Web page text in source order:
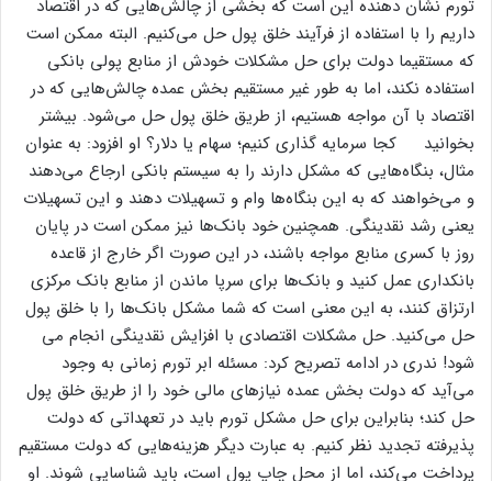
تورم نشان دهنده این است که بخشی از چالش‌هایی که در اقتصاد
داریم را با استفاده از فرآیند خلق پول حل می‌کنیم. البته ممکن است
که مستقیما دولت برای حل مشکلات خودش از منابع پولی بانکی
استفاده نکند، اما به طور غیر مستقیم بخش عمده چالش‌هایی که در
اقتصاد با آن مواجه هستیم، از طریق خلق پول حل می‌شود. بیشتر
بخوانید کجا سرمایه گذاری کنیم؛ سهام یا دلار؟ او افزود: به عنوان
مثال، بنگاه‌هایی که مشکل دارند را به سیستم بانکی ارجاع می‌دهند
و می‌خواهند که به این بنگاه‌ها وام و تسهیلات دهند و این تسهیلات
یعنی رشد نقدینگی. همچنین خود بانک‌ها نیز ممکن است در پایان
روز با کسری منابع مواجه باشند، در این صورت اگر خارج از قاعده
بانکداری عمل کنید و بانک‌ها برای سرپا ماندن از منابع بانک مرکزی
ارتزاق کنند، به این معنی است که شما مشکل بانک‌ها را با خلق پول
حل می‌کنید. حل مشکلات اقتصادی با افزایش نقدینگی انجام می
شود! ندری در ادامه تصریح کرد: مسئله ابر تورم زمانی به وجود
می‌آید که دولت بخش عمده نیاز‌های مالی خود را از طریق خلق پول
حل کند؛ بنابراین برای حل مشکل تورم باید در تعهداتی که دولت
پذیرفته تجدید نظر کنیم. به عبارت دیگر هزینه‌هایی که دولت مستقیم
پرداخت می‌کند، اما از محل چاپ پول است، باید شناسایی شوند. او